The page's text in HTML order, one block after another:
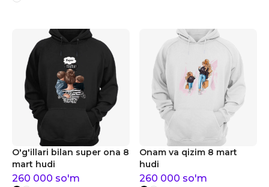
O'g'illari bilan super ona 8
mart hudi
260 000 so'm
Onam va qizim 8 mart
hudi
260 000 so'm